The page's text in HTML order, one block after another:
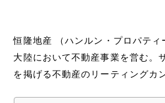
恒隆地産 （ハンルン・プロパティ
大陸において不動産事業を営む。
を掲げる不動産のリーティングカ